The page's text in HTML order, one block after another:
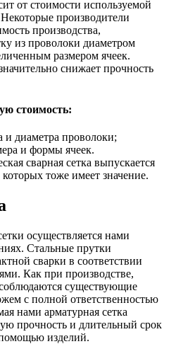
от стоимости используемой
производители
производства,
из проволоки диаметром
размером ячеек.
снижает прочность
стоимость:
и диаметра проволоки;
и формы ячеек.
сварная сетка выпускается
тоже имеет значение.
осуществляется нами
Стальные прутки
сварки в соответствии
Как при производстве,
существующие
с полной ответственностью
нами арматурная сетка
прочность и длительный срок
изделий.